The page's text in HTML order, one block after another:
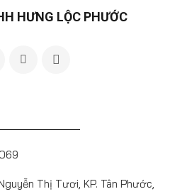
HƯNG LỘC PHƯỚC
Thị Tươi, KP. Tân Phước,